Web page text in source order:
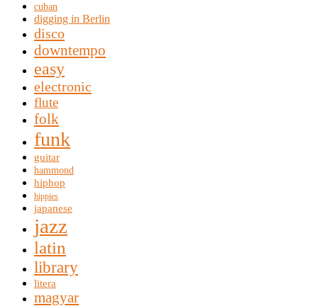
cuban
digging in Berlin
disco
downtempo
easy
electronic
flute
folk
funk
guitar
hammond
hiphop
hippies
japanese
jazz
latin
library
litera
magyar